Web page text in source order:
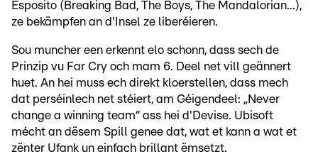
Esposito (Breaking Bad, The Boys, The Mandalorian...),
ze bekämpfen an d'Insel ze liberéieren.
Sou muncher een erkennt elo schonn, dass sech de
Prinzip vu Far Cry och mam 6. Deel net vill geännert
huet. An hei muss ech direkt kloerstellen, dass mech
dat perséinlech net stéiert, am Géigendeel: „Never
change a winning team“ ass hei d'Devise. Ubisoft
mécht an dësem Spill genee dat, wat et kann a wat et
zënter Ufank un einfach brillant ëmsetzt.